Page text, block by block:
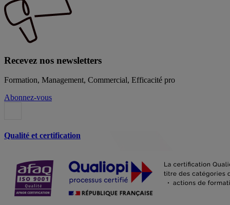
Recevez nos newsletters
Formation, Management, Commercial, Efficacité pro
Abonnez-vous
Qualité et certification